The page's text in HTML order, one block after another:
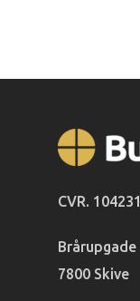
CVR.
Brårupgade
7800 Skive